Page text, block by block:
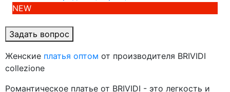
NEW
Задать вопрос
Женские платья оптом от производителя BRIVIDI
collezione
Романтическое платье от BRIVIDI - это легкость и